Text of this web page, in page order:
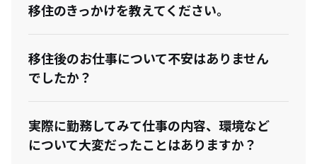
移住のきっかけを教えてください。
移住後のお仕事について不安はありません
でしたか？
実際に勤務してみて仕事の内容、環境など
について大変だったことはありますか？